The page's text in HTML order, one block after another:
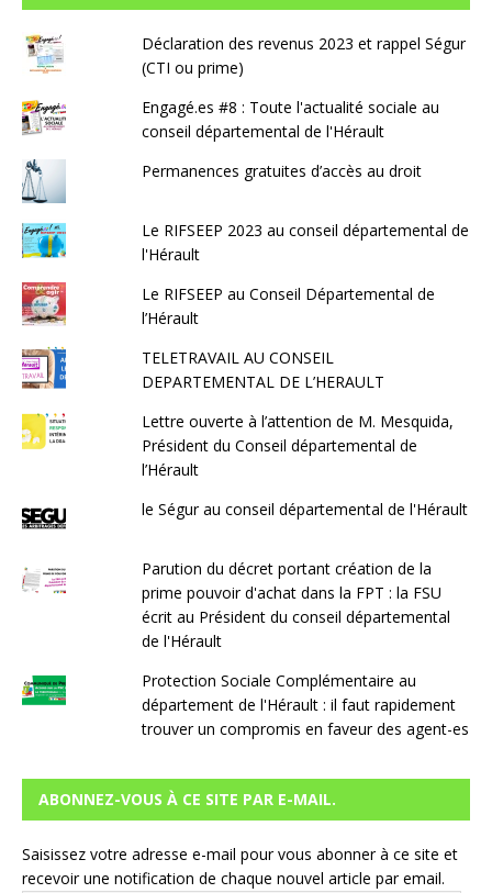
Déclaration des revenus 2023 et rappel Ségur
(CTI ou prime)
Engagé.es #8 : Toute l'actualité sociale au
conseil départemental de l'Hérault
Permanences gratuites d’accès au droit
Le RIFSEEP 2023 au conseil départemental de
l'Hérault
Le RIFSEEP au Conseil Départemental de
l’Hérault
TELETRAVAIL AU CONSEIL
DEPARTEMENTAL DE L’HERAULT
Lettre ouverte à l’attention de M. Mesquida,
Président du Conseil départemental de
l’Hérault
le Ségur au conseil départemental de l'Hérault
Parution du décret portant création de la
prime pouvoir d'achat dans la FPT : la FSU
écrit au Président du conseil départemental
de l'Hérault
Protection Sociale Complémentaire au
département de l'Hérault : il faut rapidement
trouver un compromis en faveur des agent-es
ABONNEZ-VOUS À CE SITE PAR E-MAIL.
Saisissez votre adresse e-mail pour vous abonner à ce site et
recevoir une notification de chaque nouvel article par email.